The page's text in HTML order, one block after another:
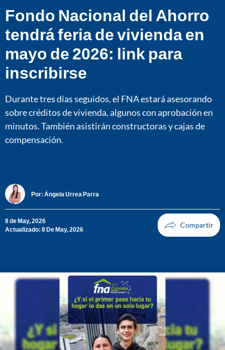
Fondo Nacional del Ahorro
tendrá feria de vivienda en
mayo de 2026: link para
inscribirse
Durante tres días seguidos, el FNA estará asesorando
sobre créditos de vivienda, algunos con aprobación en
minutos. También asistirán constructoras y cajas de
compensación.
Por: Ángela Urrea Parra
8 de May, 2026
Actualizado: 8 De May, 2026